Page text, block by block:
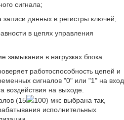
сигнала;
данных в регистры ключей;
в цепях управления
замыкания в нагрузках блока.
работоспособность цепей и
сигналов "0" или "1" на вход
воздействия на выходе.
(15
100) мкс выбрана так,
исполнительных